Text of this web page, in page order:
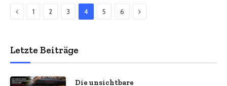
Previous
1 2 3 4 5 6 Next
Letzte Beiträge
Die unsichtbare